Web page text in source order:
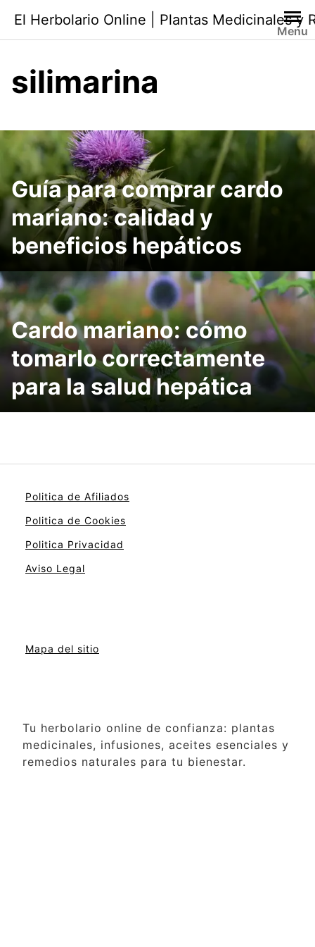
contenido
El Herbolario Online | Plantas Medicinales y
Menu
silimarina
Guía para comprar cardo
mariano: calidad y
beneficios hepáticos
Cardo mariano: cómo
tomarlo correctamente
para la salud hepática
Politica de Afiliados
Politica de Cookies
Politica Privacidad
Aviso Legal
Mapa del sitio
Tu herbolario online de confianza: plantas
medicinales, infusiones, aceites esenciales y
remedios naturales para tu bienestar.